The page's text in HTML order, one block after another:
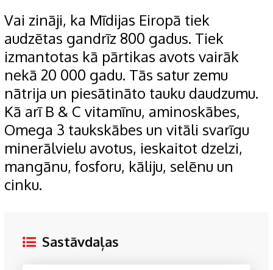
Vai zināji, ka Mīdijas Eiropā tiek
audzētas gandrīz 800 gadus. Tiek
izmantotas kā pārtikas avots vairāk
nekā 20 000 gadu. Tās satur zemu
nātrija un piesātināto tauku daudzumu.
Kā arī B & C vitamīnu, aminoskābes,
Omega 3 taukskābes un vitāli svarīgu
minerālvielu avotus, ieskaitot dzelzi,
mangānu, fosforu, kāliju, selēnu un
cinku.
Sastāvdaļas